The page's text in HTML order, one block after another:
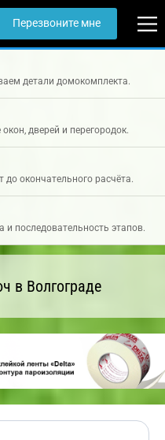
Перезвоните мне
детали домокомплекта.
дверей и перегородок.
окончательного расчёта.
и последовательность этапов.
в Волгограде